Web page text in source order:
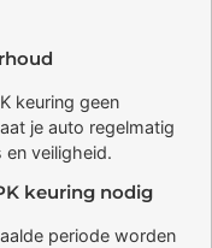
keuring geen
je auto regelmatig
veiligheid.
keuring nodig
periode worden